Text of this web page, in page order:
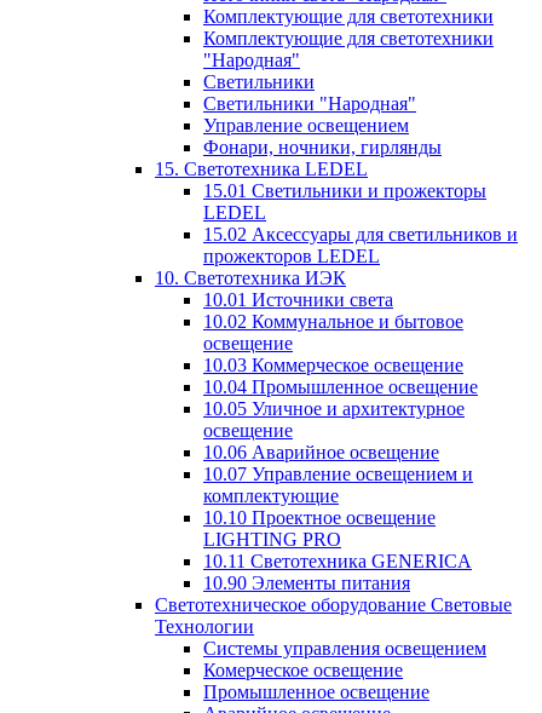
Комплектующие для светотехники
Комплектующие для светотехники
"Народная"
Светильники
Светильники "Народная"
Управление освещением
Фонари, ночники, гирлянды
15. Светотехника LEDEL
15.01 Светильники и прожекторы
LEDEL
15.02 Аксессуары для светильников и
прожекторов LEDEL
10. Светотехника ИЭК
10.01 Источники света
10.02 Коммунальное и бытовое
освещение
10.03 Коммерческое освещение
10.04 Промышленное освещение
10.05 Уличное и архитектурное
освещение
10.06 Аварийное освещение
10.07 Управление освещением и
комплектующие
10.10 Проектное освещение
LIGHTING PRO
10.11 Светотехника GENERICA
10.90 Элементы питания
Светотехническое оборудование Световые
Технологии
Системы управления освещением
Комерческое освещение
Промышленное освещение